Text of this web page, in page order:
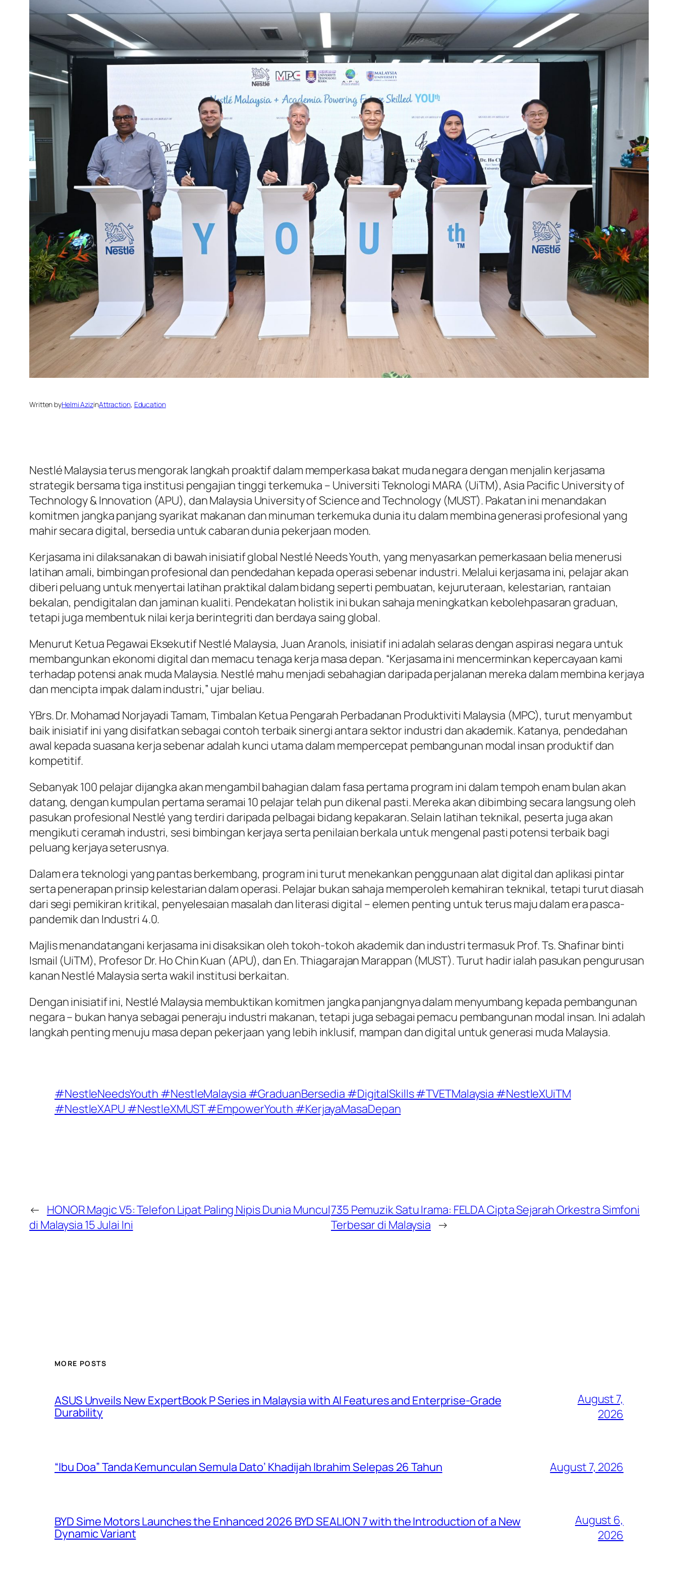
Written byHelmi AzizinAttraction, Education
Nestlé Malaysia terus mengorak langkah proaktif dalam memperkasa bakat muda negara dengan menjalin kerjasama
strategik bersama tiga institusi pengajian tinggi terkemuka – Universiti Teknologi MARA (UiTM), Asia Pacific University of
Technology & Innovation (APU), dan Malaysia University of Science and Technology (MUST). Pakatan ini menandakan
komitmen jangka panjang syarikat makanan dan minuman terkemuka dunia itu dalam membina generasi profesional yang
mahir secara digital, bersedia untuk cabaran dunia pekerjaan moden.
Kerjasama ini dilaksanakan di bawah inisiatif global Nestlé Needs Youth, yang menyasarkan pemerkasaan belia menerusi
latihan amali, bimbingan profesional dan pendedahan kepada operasi sebenar industri. Melalui kerjasama ini, pelajar akan
diberi peluang untuk menyertai latihan praktikal dalam bidang seperti pembuatan, kejuruteraan, kelestarian, rantaian
bekalan, pendigitalan dan jaminan kualiti. Pendekatan holistik ini bukan sahaja meningkatkan kebolehpasaran graduan,
tetapi juga membentuk nilai kerja berintegriti dan berdaya saing global.
Menurut Ketua Pegawai Eksekutif Nestlé Malaysia, Juan Aranols, inisiatif ini adalah selaras dengan aspirasi negara untuk
membangunkan ekonomi digital dan memacu tenaga kerja masa depan. “Kerjasama ini mencerminkan kepercayaan kami
terhadap potensi anak muda Malaysia. Nestlé mahu menjadi sebahagian daripada perjalanan mereka dalam membina kerjaya
dan mencipta impak dalam industri,” ujar beliau.
YBrs. Dr. Mohamad Norjayadi Tamam, Timbalan Ketua Pengarah Perbadanan Produktiviti Malaysia (MPC), turut menyambut
baik inisiatif ini yang disifatkan sebagai contoh terbaik sinergi antara sektor industri dan akademik. Katanya, pendedahan
awal kepada suasana kerja sebenar adalah kunci utama dalam mempercepat pembangunan modal insan produktif dan
kompetitif.
Sebanyak 100 pelajar dijangka akan mengambil bahagian dalam fasa pertama program ini dalam tempoh enam bulan akan
datang, dengan kumpulan pertama seramai 10 pelajar telah pun dikenal pasti. Mereka akan dibimbing secara langsung oleh
pasukan profesional Nestlé yang terdiri daripada pelbagai bidang kepakaran. Selain latihan teknikal, peserta juga akan
mengikuti ceramah industri, sesi bimbingan kerjaya serta penilaian berkala untuk mengenal pasti potensi terbaik bagi
peluang kerjaya seterusnya.
Dalam era teknologi yang pantas berkembang, program ini turut menekankan penggunaan alat digital dan aplikasi pintar
serta penerapan prinsip kelestarian dalam operasi. Pelajar bukan sahaja memperoleh kemahiran teknikal, tetapi turut diasah
dari segi pemikiran kritikal, penyelesaian masalah dan literasi digital – elemen penting untuk terus maju dalam era pasca-
pandemik dan Industri 4.0.
Majlis menandatangani kerjasama ini disaksikan oleh tokoh-tokoh akademik dan industri termasuk Prof. Ts. Shafinar binti
Ismail (UiTM), Profesor Dr. Ho Chin Kuan (APU), dan En. Thiagarajan Marappan (MUST). Turut hadir ialah pasukan pengurusan
kanan Nestlé Malaysia serta wakil institusi berkaitan.
Dengan inisiatif ini, Nestlé Malaysia membuktikan komitmen jangka panjangnya dalam menyumbang kepada pembangunan
negara – bukan hanya sebagai peneraju industri makanan, tetapi juga sebagai pemacu pembangunan modal insan. Ini adalah
langkah penting menuju masa depan pekerjaan yang lebih inklusif, mampan dan digital untuk generasi muda Malaysia.
#NestleNeedsYouth #NestleMalaysia #GraduanBersedia #DigitalSkills #TVETMalaysia #NestleXUiTM
#NestleXAPU #NestleXMUST #EmpowerYouth #KerjayaMasaDepan
← HONOR Magic V5: Telefon Lipat Paling Nipis Dunia Muncul
di Malaysia 15 Julai Ini
735 Pemuzik Satu Irama: FELDA Cipta Sejarah Orkestra Simfoni
Terbesar di Malaysia →
MORE POSTS
ASUS Unveils New ExpertBook P Series in Malaysia with AI Features and Enterprise-Grade
Durability
August 7,
2026
“Ibu Doa” Tanda Kemunculan Semula Dato’ Khadijah Ibrahim Selepas 26 Tahun August 7, 2026
BYD Sime Motors Launches the Enhanced 2026 BYD SEALION 7 with the Introduction of a New
Dynamic Variant
August 6,
2026